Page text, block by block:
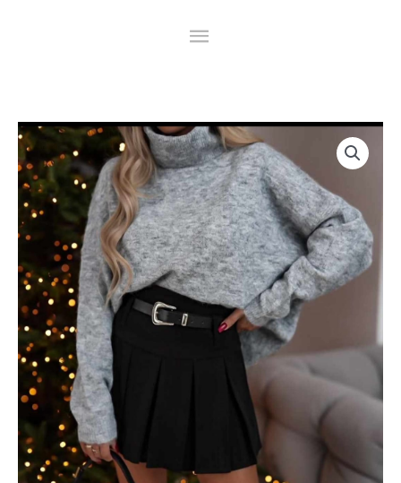
MAXI
JERSEY
PALACIO
cantidad